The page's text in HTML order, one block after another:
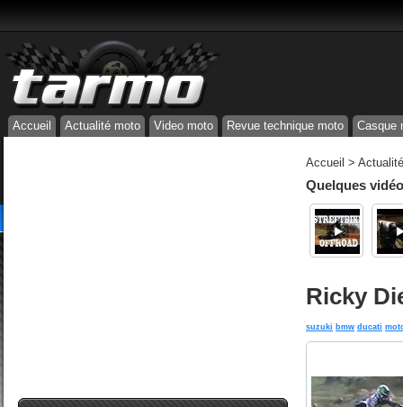
Accueil Actualité moto Video moto Revue technique moto Casque
Accueil >
Quelques
Ricky
suzuki bmw ducati